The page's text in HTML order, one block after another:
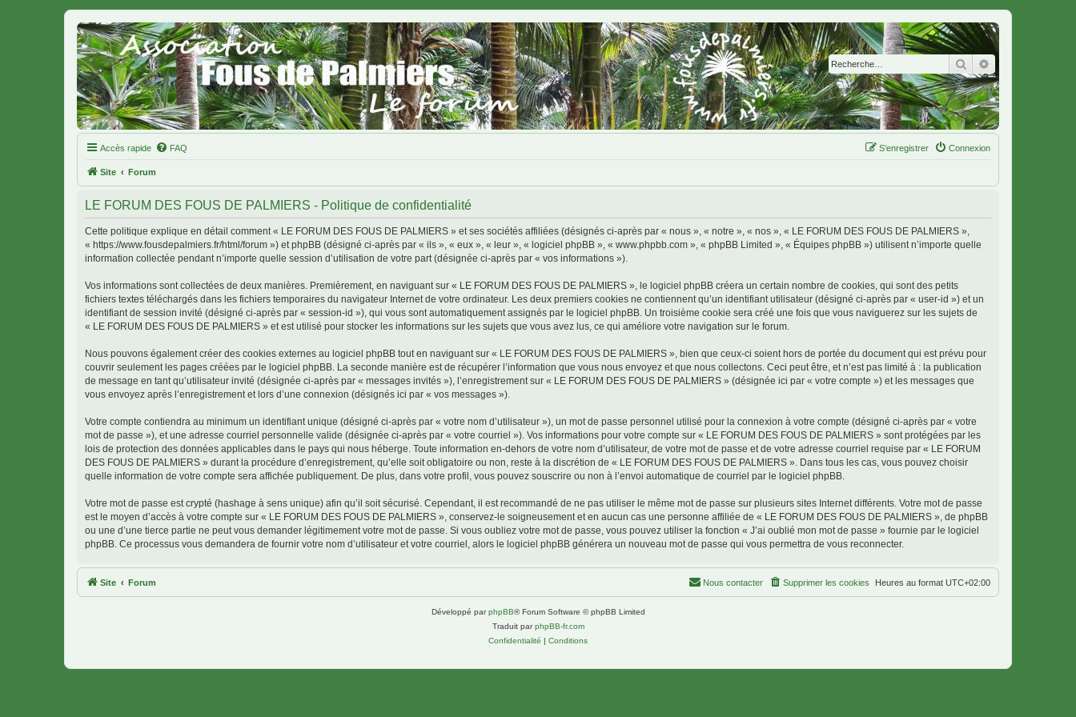
Rechercher
Accès rapide FAQ Connexion
S’enregistrer
Site Forum
LE FORUM DES FOUS DE PALMIERS - Politique de confidentialité
Cette politique explique en détail comment « LE FORUM DES FOUS DE PALMIERS » et ses sociétés affiliées (désignés ci-après par « nous », « notre », « nos », « LE FORUM DES FOUS DE PALMIERS »,
« https://www.fousdepalmiers.fr/html/forum ») et phpBB (désigné ci-après par « ils », « eux », « leur », « logiciel phpBB », « www.phpbb.com », « phpBB Limited », « Équipes phpBB ») utilisent n’importe quelle
information collectée pendant n’importe quelle session d’utilisation de votre part (désignée ci-après par « vos informations »).
Vos informations sont collectées de deux manières. Premièrement, en naviguant sur « LE FORUM DES FOUS DE PALMIERS », le logiciel phpBB créera un certain nombre de cookies, qui sont des petits
fichiers textes téléchargés dans les fichiers temporaires du navigateur Internet de votre ordinateur. Les deux premiers cookies ne contiennent qu’un identifiant utilisateur (désigné ci-après par « user-id ») et un
identifiant de session invité (désigné ci-après par « session-id »), qui vous sont automatiquement assignés par le logiciel phpBB. Un troisième cookie sera créé une fois que vous naviguerez sur les sujets de
« LE FORUM DES FOUS DE PALMIERS » et est utilisé pour stocker les informations sur les sujets que vous avez lus, ce qui améliore votre navigation sur le forum.
Nous pouvons également créer des cookies externes au logiciel phpBB tout en naviguant sur « LE FORUM DES FOUS DE PALMIERS », bien que ceux-ci soient hors de portée du document qui est prévu pour
couvrir seulement les pages créées par le logiciel phpBB. La seconde manière est de récupérer l’information que vous nous envoyez et que nous collectons. Ceci peut être, et n’est pas limité à : la publication
de message en tant qu’utilisateur invité (désignée ci-après par « messages invités »), l’enregistrement sur « LE FORUM DES FOUS DE PALMIERS » (désignée ici par « votre compte ») et les messages que
vous envoyez après l’enregistrement et lors d’une connexion (désignés ici par « vos messages »).
Votre compte contiendra au minimum un identifiant unique (désigné ci-après par « votre nom d’utilisateur »), un mot de passe personnel utilisé pour la connexion à votre compte (désigné ci-après par « votre
mot de passe »), et une adresse courriel personnelle valide (désignée ci-après par « votre courriel »). Vos informations pour votre compte sur « LE FORUM DES FOUS DE PALMIERS » sont protégées par les
lois de protection des données applicables dans le pays qui nous héberge. Toute information en-dehors de votre nom d’utilisateur, de votre mot de passe et de votre adresse courriel requise par « LE FORUM
DES FOUS DE PALMIERS » durant la procédure d’enregistrement, qu’elle soit obligatoire ou non, reste à la discrétion de « LE FORUM DES FOUS DE PALMIERS ». Dans tous les cas, vous pouvez choisir
quelle information de votre compte sera affichée publiquement. De plus, dans votre profil, vous pouvez souscrire ou non à l’envoi automatique de courriel par le logiciel phpBB.
Votre mot de passe est crypté (hashage à sens unique) afin qu’il soit sécurisé. Cependant, il est recommandé de ne pas utiliser le même mot de passe sur plusieurs sites Internet différents. Votre mot de passe
est le moyen d’accès à votre compte sur « LE FORUM DES FOUS DE PALMIERS », conservez-le soigneusement et en aucun cas une personne affiliée de « LE FORUM DES FOUS DE PALMIERS », de phpBB
ou une d’une tierce partie ne peut vous demander légitimement votre mot de passe. Si vous oubliez votre mot de passe, vous pouvez utiliser la fonction « J’ai oublié mon mot de passe » fournie par le logiciel
phpBB. Ce processus vous demandera de fournir votre nom d’utilisateur et votre courriel, alors le logiciel phpBB générera un nouveau mot de passe qui vous permettra de vous reconnecter.
Site Forum Heures au format UTC+02:00
Supprimer les cookies
Nous contacter
Développé parphpBB® Forum Software © phpBB Limited
Traduit parphpBB-fr.com
Confidentialité | Conditions